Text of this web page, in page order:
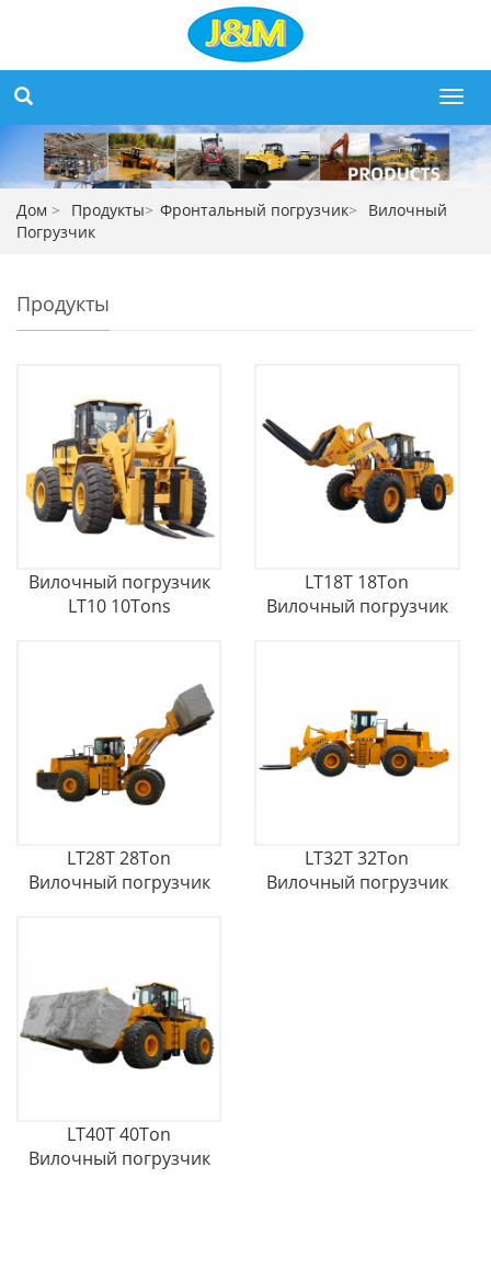
Дом > Продукты> Фронтальный погрузчик>
Вилочный
Погрузчик
Продукты
Вилочный погрузчик
LT10 10Tons
LT18T 18Ton
Вилочный погрузчик
LT28T 28Ton
Вилочный погрузчик
LT32T 32Ton
Вилочный погрузчик
LT40T 40Ton
Вилочный погрузчик